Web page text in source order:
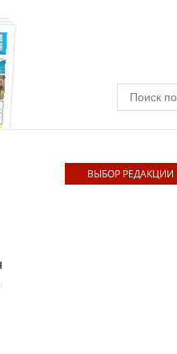
ВЫБОР РЕДАКЦИИ